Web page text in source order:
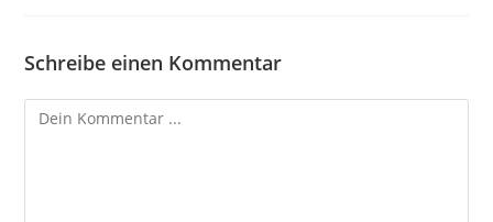
Schreibe einen Kommentar
Kommentieren